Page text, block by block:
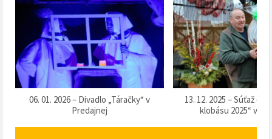
06. 01. 2026 – Divadlo „Táračky“ v
Predajnej
13. 12. 2025 – Súťaž o
klobásu 2025“ v